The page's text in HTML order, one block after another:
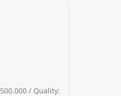
500.000 / Quality: